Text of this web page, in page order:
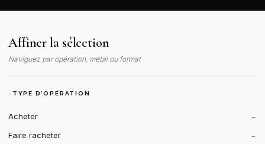
Affiner la sélection
Naviguez par opération, métal ou format
TYPE D’OPÉRATION
Acheter →
Faire racheter →